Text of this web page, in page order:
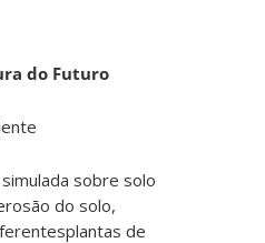
do Futuro
sobre solo
do solo,
de